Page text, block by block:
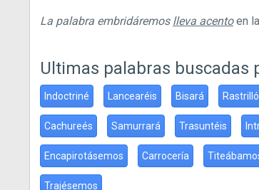
La palabra embridáremos lleva acentoen
Ultimas palabras buscadas
Indoctriné Lancearéis Bisará Rastrilló
Cachureés Samurrará Trasuntéis
Encapirotásemos Carrocería
Trajésemos